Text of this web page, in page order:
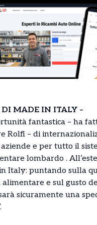
MADE IN ITALY –
fantastica – ha
Rolfi – di
e per tutto il
lombardo .
Italy: puntando sulla
alimentare e sul gusto
sicuramente una